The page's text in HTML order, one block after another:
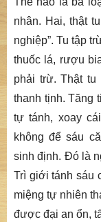
nhân. Hai, thật
nghiệp”.Tu tập
thuốc lá, rượu
phải trừ.Thật tu
thanh tịnh.Tăng
tự tánh, xoay
không để sáu
sinh định. Đó là
Trì giới tánh sáu
miệng tự nhiên
được đại an ổn,